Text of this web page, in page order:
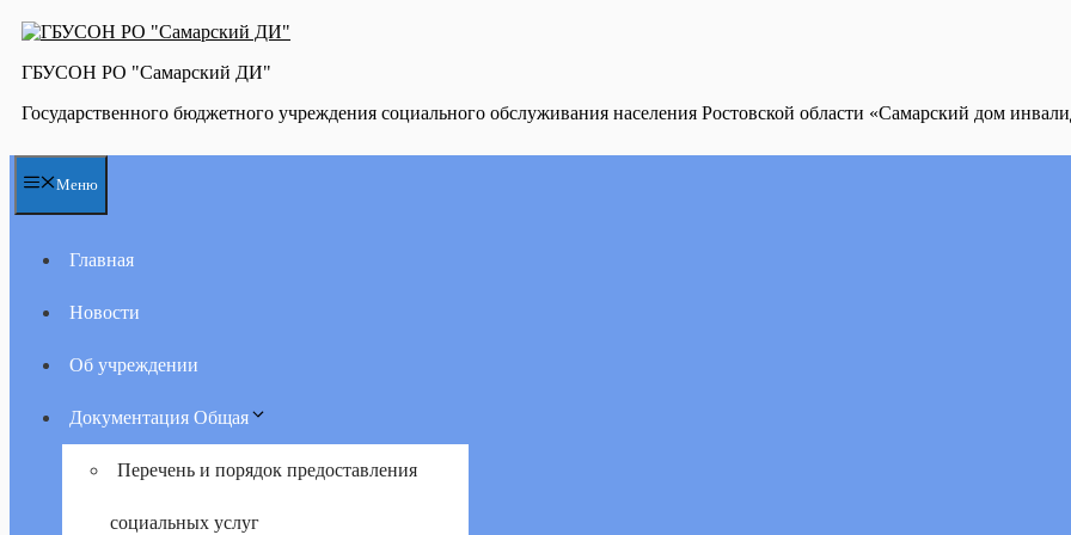
Перейти
содержимому
ГБУСОН РО "Самарский ДИ"
Государственного бюджетного учреждения социального обслуживания населения Ростовской области «Самарский дом
Меню
Главная
Новости
Об учреждении
Документация Общая
Перечень и порядок предоставления
социальных услуг